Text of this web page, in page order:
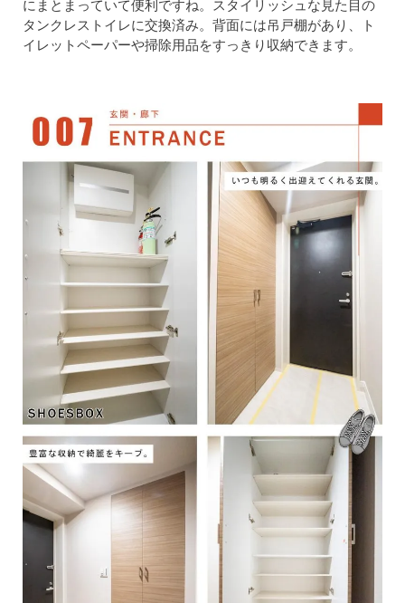
にまとまっていて便利ですね。スタイリッシュな見た目の
タンクレストイレに交換済み。背面には吊戸棚があり、ト
イレットペーパーや掃除用品をすっきり収納できます。